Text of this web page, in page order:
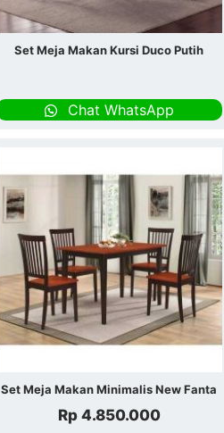
Set Meja Makan Kursi Duco Putih
Chat WhatsApp
Set Meja Makan Minimalis New Fanta
Rp4.850.000